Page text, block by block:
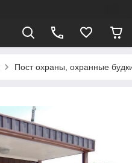
Пост охраны, охранные